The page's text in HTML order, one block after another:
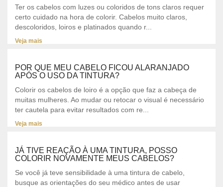
Ter os cabelos com luzes ou coloridos de tons claros requer
certo cuidado na hora de colorir. Cabelos muito claros,
descoloridos, loiros e platinados quando r...
Veja mais
POR QUE MEU CABELO FICOU ALARANJADO
APÓS O USO DA TINTURA?
Colorir os cabelos de loiro é a opção que faz a cabeça de
muitas mulheres. Ao mudar ou retocar o visual é necessário
ter cautela para evitar resultados com re...
Veja mais
JÁ TIVE REAÇÃO À UMA TINTURA, POSSO
COLORIR NOVAMENTE MEUS CABELOS?
Se você já teve sensibilidade à uma tintura de cabelo,
busque as orientações do seu médico antes de usar